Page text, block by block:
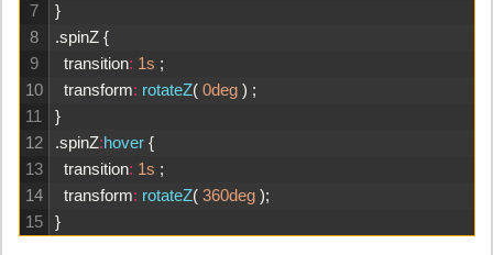
7
8
9
10
11
12
13
14
15
}
.spinZ {
transition: 1s ;
transform: rotateZ( 0deg ) ;
}
.spinZ:hover {
transition: 1s ;
transform: rotateZ( 360deg );
}